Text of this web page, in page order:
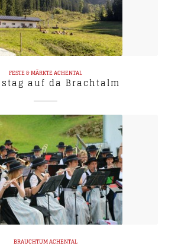
FESTE & MÄRKTEACHENTAL
auf da Brachtalm
BRAUCHTUMACHENTAL